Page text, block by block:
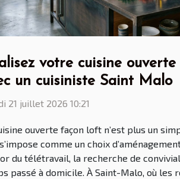
votre cuisine
un cuisiniste Saint Malo
21 juillet 2026 10:21
ouverte façon loft n’est plus un
comme un choix
du télétravail, la recherche de
passé à domicile. À Saint-Malo, où les